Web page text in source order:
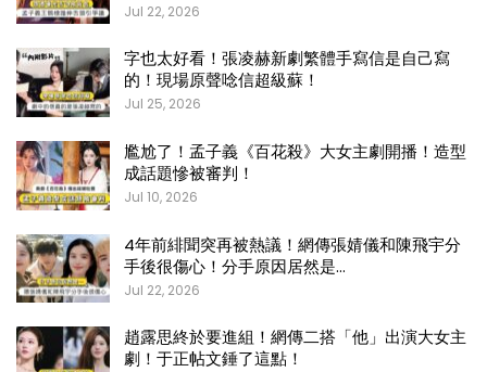
Jul 22, 2026
字也太好看！張凌赫新劇繁體手寫信是自己寫
的！現場原聲唸信超級蘇！
Jul 25, 2026
尷尬了！孟子義《百花殺》大女主劇開播！造型
成話題慘被審判！
Jul 10, 2026
4年前緋聞突再被熱議！網傳張婧儀和陳飛宇分
手後很傷心！分手原因居然是…
Jul 22, 2026
趙露思終於要進組！網傳二搭「他」出演大女主
劇！于正帖文錘了這點！